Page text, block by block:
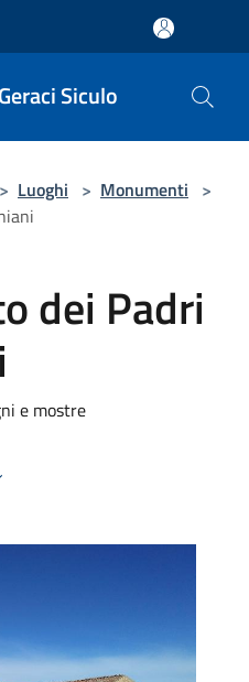
Siculo
> Luoghi > Monumenti >
dei Padri
e mostre